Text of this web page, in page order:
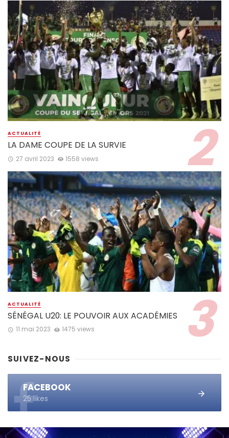
ACTUALITÉ
LA DAME COUPE DE LA SURVIE
27 avril 2023 1558 views
ACTUALITÉ
SÉNÉGAL U20: LE POUVOIR AUX ACADÉMIES
11 mai 2023 1475 views
SUIVEZ-NOUS
FACEBOOK
25 likes